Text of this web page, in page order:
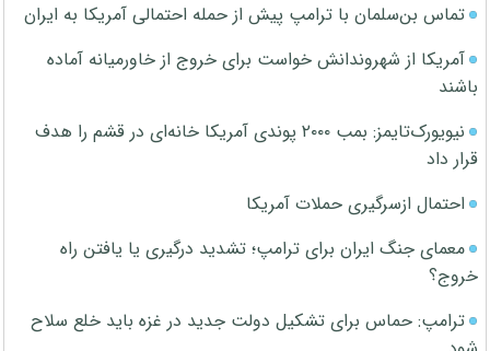
تماس بن‌سلمان با ترامپ پیش از حمله احتمالی آمریکا به ایران
آمریکا از شهروندانش خواست برای خروج از خاورمیانه آماده
باشند
نیویورک‌تایمز: بمب ۲۰۰۰ پوندی آمریکا خانه‌ای در قشم را هدف
قرار داد
احتمال ازسرگیری حملات آمریکا
معمای جنگ ایران برای ترامپ؛ تشدید درگیری یا یافتن راه
خروج؟
ترامپ: حماس برای تشکیل دولت جدید در غزه باید خلع سلاح